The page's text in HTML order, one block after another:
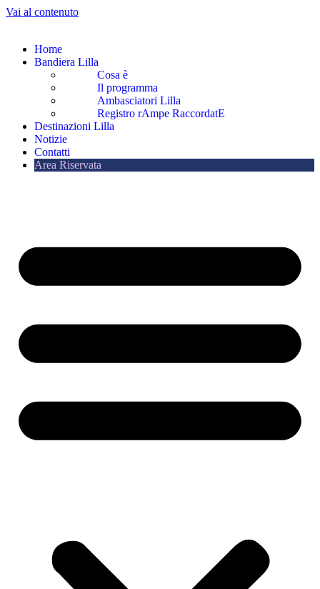
Vai al contenuto
Home
Bandiera Lilla
Cosa è
Il programma
Ambasciatori Lilla
Registro rAmpe RaccordatE
Destinazioni Lilla
Notizie
Contatti
Area Riservata